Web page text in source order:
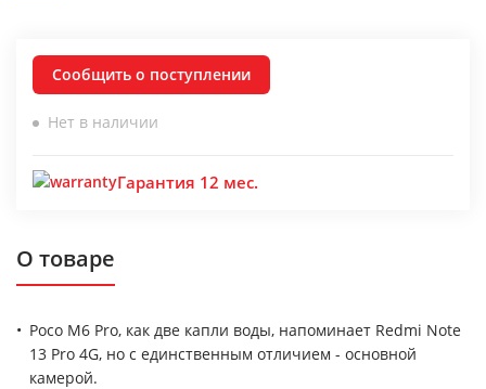
Сообщить о поступлении
Нет в наличии
Гарантия 12 мес.
О товаре
Poco M6 Pro, как две капли воды, напоминает Redmi Note
13 Pro 4G, но с единственным отличием - основной
камерой.